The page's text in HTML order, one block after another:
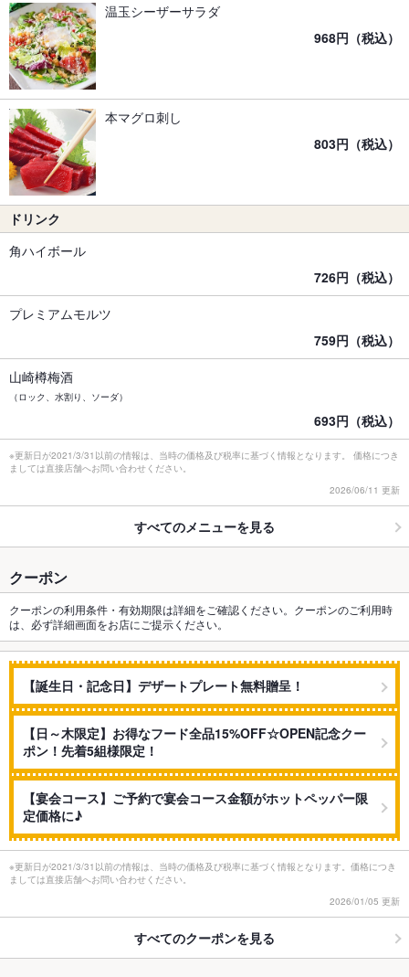
温玉シーザーサラダ
968円（税込）
本マグロ刺し
803円（税込）
ドリンク
角ハイボール
726円（税込）
プレミアムモルツ
759円（税込）
山崎樽梅酒
（ロック、水割り、ソーダ）
693円（税込）
※更新日が2021/3/31以前の情報は、当時の価格及び税率に基づく情報となります。 価格につき
ましては直接店舗へお問い合わせください。
2026/06/11 更新
すべてのメニューを見る
クーポン
クーポンの利用条件・有効期限は詳細をご確認ください。クーポンのご利用時
は、必ず詳細画面をお店にご提示ください。
【誕生日・記念日】デザートプレート無料贈呈！
【日～木限定】お得なフード全品15%OFF☆OPEN記念クー
ポン！先着5組様限定！
【宴会コース】ご予約で宴会コース金額がホットペッパー限
定価格に♪
※更新日が2021/3/31以前の情報は、当時の価格及び税率に基づく情報となります。価格につき
ましては直接店舗へお問い合わせください。
2026/01/05 更新
すべてのクーポンを見る